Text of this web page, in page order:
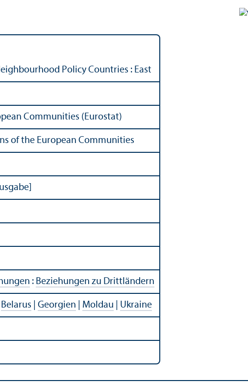
Policy Countries : East
Communities (Eurostat)
of the European Communities
: Beziehungen zu Drittländern
Belarus Georgien Moldau Ukraine